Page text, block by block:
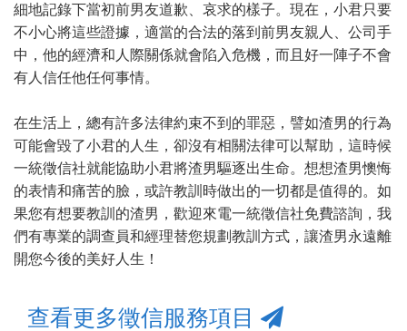
細地記錄下當初前男友道歉、哀求的樣子。現在，小君只要
不小心將這些證據，適當的合法的落到前男友親人、公司手
中，他的經濟和人際關係就會陷入危機，而且好一陣子不會
有人信任他任何事情。
在生活上，總有許多法律約束不到的罪惡，譬如渣男的行為
可能會毀了小君的人生，卻沒有相關法律可以幫助，這時候
一統徵信社就能協助小君將渣男驅逐出生命。想想渣男懊悔
的表情和痛苦的臉，或許教訓時做出的一切都是值得的。如
果您有想要教訓的渣男，歡迎來電一統徵信社免費諮詢，我
們有專業的調查員和經理替您規劃教訓方式，讓渣男永遠離
開您今後的美好人生！
查看更多徵信服務項目